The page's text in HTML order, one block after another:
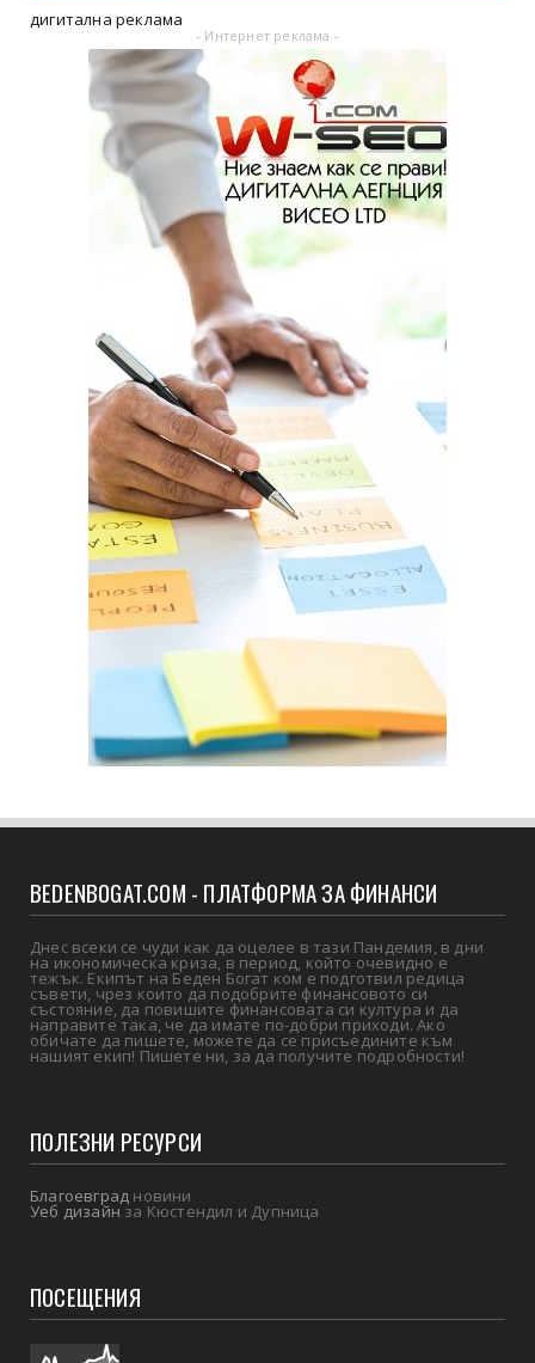
дигитална реклама
- Интернет реклама -
BEDENBOGAT.COM - ПЛАТФОРМА ЗА ФИНАНСИ
Днес всеки се чуди как да оцелее в тази Пандемия, в дни
на икономическа криза, в период, който очевидно е
тежък. Екипът на Беден Богат ком е подготвил редица
съвети, чрез които да подобрите финансовото си
състояние, да повишите финансовата си култура и да
направите така, че да имате по-добри приходи. Ако
обичате да пишете, можете да се присъедините към
нашият екип! Пишете ни, за да получите подробности!
ПОЛЕЗНИ РЕСУРСИ
Благоевград новини
Уеб дизайнза Кюстендил и Дупница
ПОСЕЩЕНИЯ